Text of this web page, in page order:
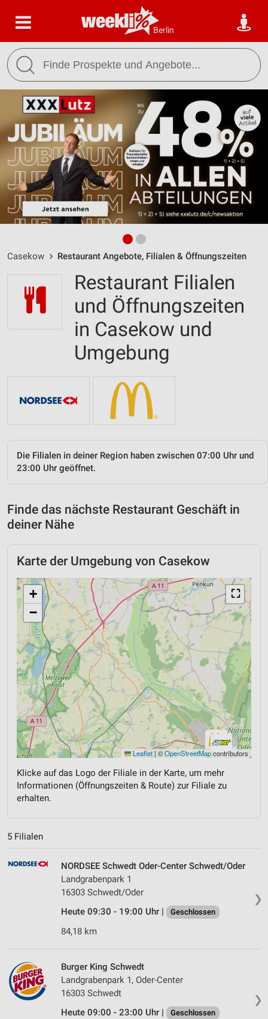
Berlin
Casekow Restaurant Angebote, Filialen & Öffnungszeiten
Restaurant Filialen
und Öffnungszeiten
in Casekow und
Umgebung
Die Filialen in deiner Region haben zwischen 07:00 Uhr und
23:00 Uhr geöffnet.
Finde das nächste Restaurant Geschäft in
deiner Nähe
Karte der Umgebung von Casekow
⛶
+
−
Leaflet | ©OpenStreetMapcontributors
Klicke auf das Logo der Filiale in der Karte, um mehr
Informationen (Öffnungszeiten & Route) zur Filiale zu
erhalten.
5 Filialen
❯
NORDSEE Schwedt Oder-Center Schwedt/Oder
Landgrabenpark 1
16303 Schwedt/Oder
Heute 09:30 - 19:00 Uhr |
Geschlossen
84,18 km
❯
Burger King Schwedt
Landgrabenpark 1, Oder-Center
16303 Schwedt
Heute 09:00 - 23:00 Uhr |
Geschlossen